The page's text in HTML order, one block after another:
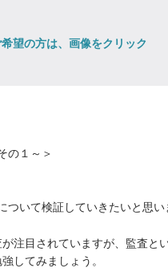
望の方は、画像をクリック
の１～＞
いて検証していきたいと思い
注目されていますが、監査と
してみましょう。